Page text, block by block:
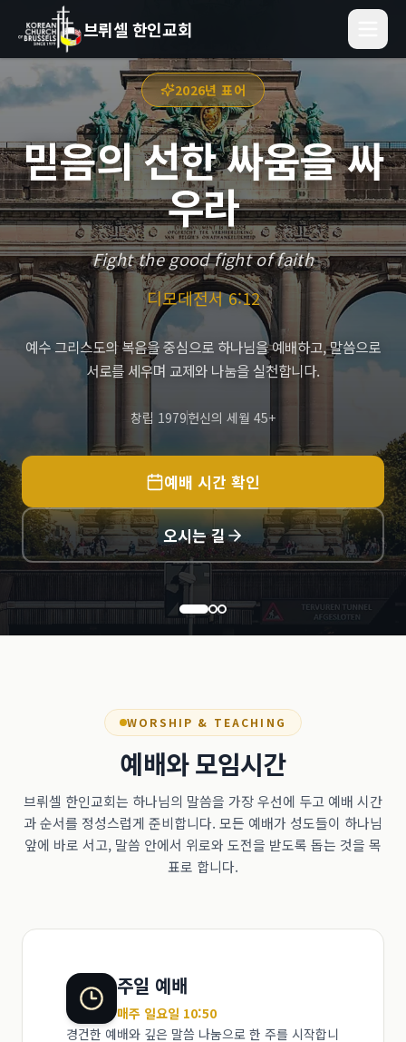
브뤼셀 한인교회
2026년 표어
믿음의 선한 싸움을 싸
우라
Fight the good fight of faith
디모데전서 6:12
예수 그리스도의 복음을 중심으로 하나님을 예배하고, 말씀으로
서로를 세우며 교제와 나눔을 실천합니다.
창립 1979헌신의 세월 45+
예배 시간 확인
오시는 길
WORSHIP & TEACHING
예배와 모임시간
브뤼셀 한인교회는 하나님의 말씀을 가장 우선에 두고 예배 시간
과 순서를 정성스럽게 준비합니다. 모든 예배가 성도들이 하나님
앞에 바로 서고, 말씀 안에서 위로와 도전을 받도록 돕는 것을 목
표로 합니다.
주일 예배
매주 일요일 10:50
경건한 예배와 깊은 말씀 나눔으로 한 주를 시작합니